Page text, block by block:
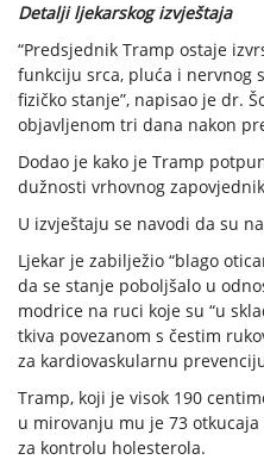
Detalji ljekarskog izvještaja
“Predsjednik Tramp ostaje
funkciju srca, pluća i nervnog
fizičko stanje”, napisao je dr.
objavljenom tri dana nakon
Dodao je kako je Tramp
dužnosti vrhovnog
U izvještaju se navodi da su
Ljekar je zabilježio “blago
da se stanje poboljšalo u
modrice na ruci koje su “u
tkiva povezanom s čestim
za kardiovaskularnu
Tramp, koji je visok 190
u mirovanju mu je 73
za kontrolu holesterola.